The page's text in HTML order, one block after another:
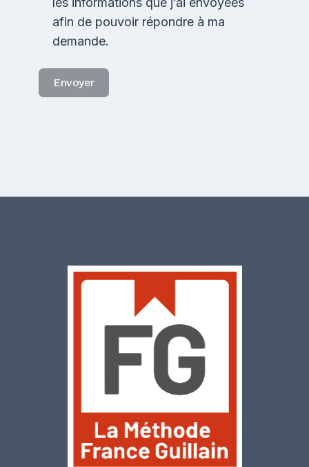
afin de pouvoir répondre à ma
demande.
Envoyer